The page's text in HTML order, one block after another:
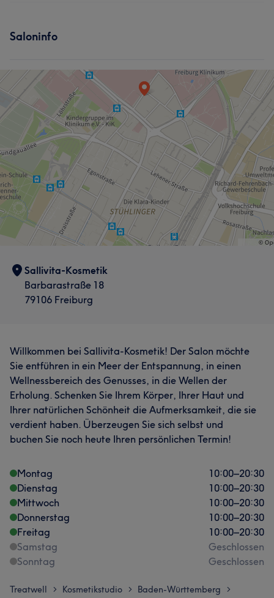
Saloninfo
Sallivita-Kosmetik
Barbarastraße 18
79106 Freiburg
Willkommen bei Sallivita-Kosmetik! Der Salon möchte
Sie entführen in ein Meer der Entspannung, in einen
Wellnessbereich des Genusses, in die Wellen der
Erholung. Schenken Sie Ihrem Körper, Ihrer Haut und
Ihrer natürlichen Schönheit die Aufmerksamkeit, die sie
verdient haben. Überzeugen Sie sich selbst und
buchen Sie noch heute Ihren persönlichen Termin!
Montag 10:00–20:30
Dienstag
10:00–20:30
Mittwoch
10:00–20:30
Donnerstag
10:00–20:30
Freitag
10:00–20:30
Samstag
Geschlossen
Sonntag
Geschlossen
Treatwell > Kosmetikstudio > Baden-Württemberg >